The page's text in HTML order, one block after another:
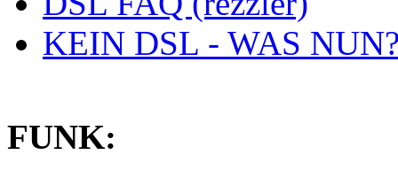
KEIN DSL - WAS
FUNK: